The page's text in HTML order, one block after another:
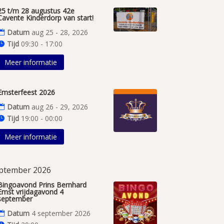
t/m 28 augustus 42e
Kinderdorp van start!
Datum aug 25 - 28, 2026
Tijd 09:30 - 17:00
Meer informatie
2026
Datum aug 26 - 29, 2026
Tijd 19:00 - 00:00
Meer informatie
2026
Prins Bernhard
vrijdagavond 4
Datum 4 september 2026